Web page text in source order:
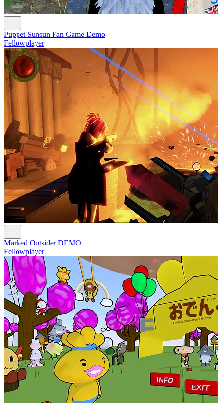
Puppet Sunsun Fan Game Demo
Fellowplayer
Marked Outsider DEMO
Fellowplayer